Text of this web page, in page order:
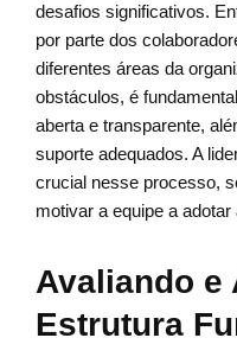
desafios significativos.
por parte dos
diferentes áreas da
obstáculos, é
aberta e transparente,
suporte adequados. A
crucial nesse processo,
motivar a equipe a
Avaliando e
Estrutura